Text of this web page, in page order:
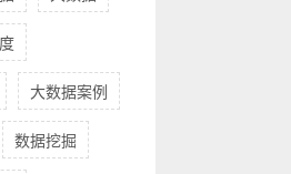
大数据案例
数据挖掘